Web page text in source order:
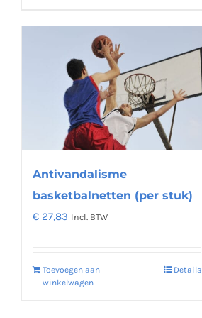
heeft
meerdere
variaties.
Deze
optie
kan
gekozen
worden
op
Antivandalisme
basketbalnetten (per stuk)
€ 27,83 Incl. BTW
Toevoegen aan
winkelwagen
Details